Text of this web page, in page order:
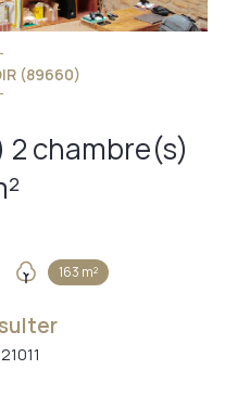
+7
(89660)
163 m²